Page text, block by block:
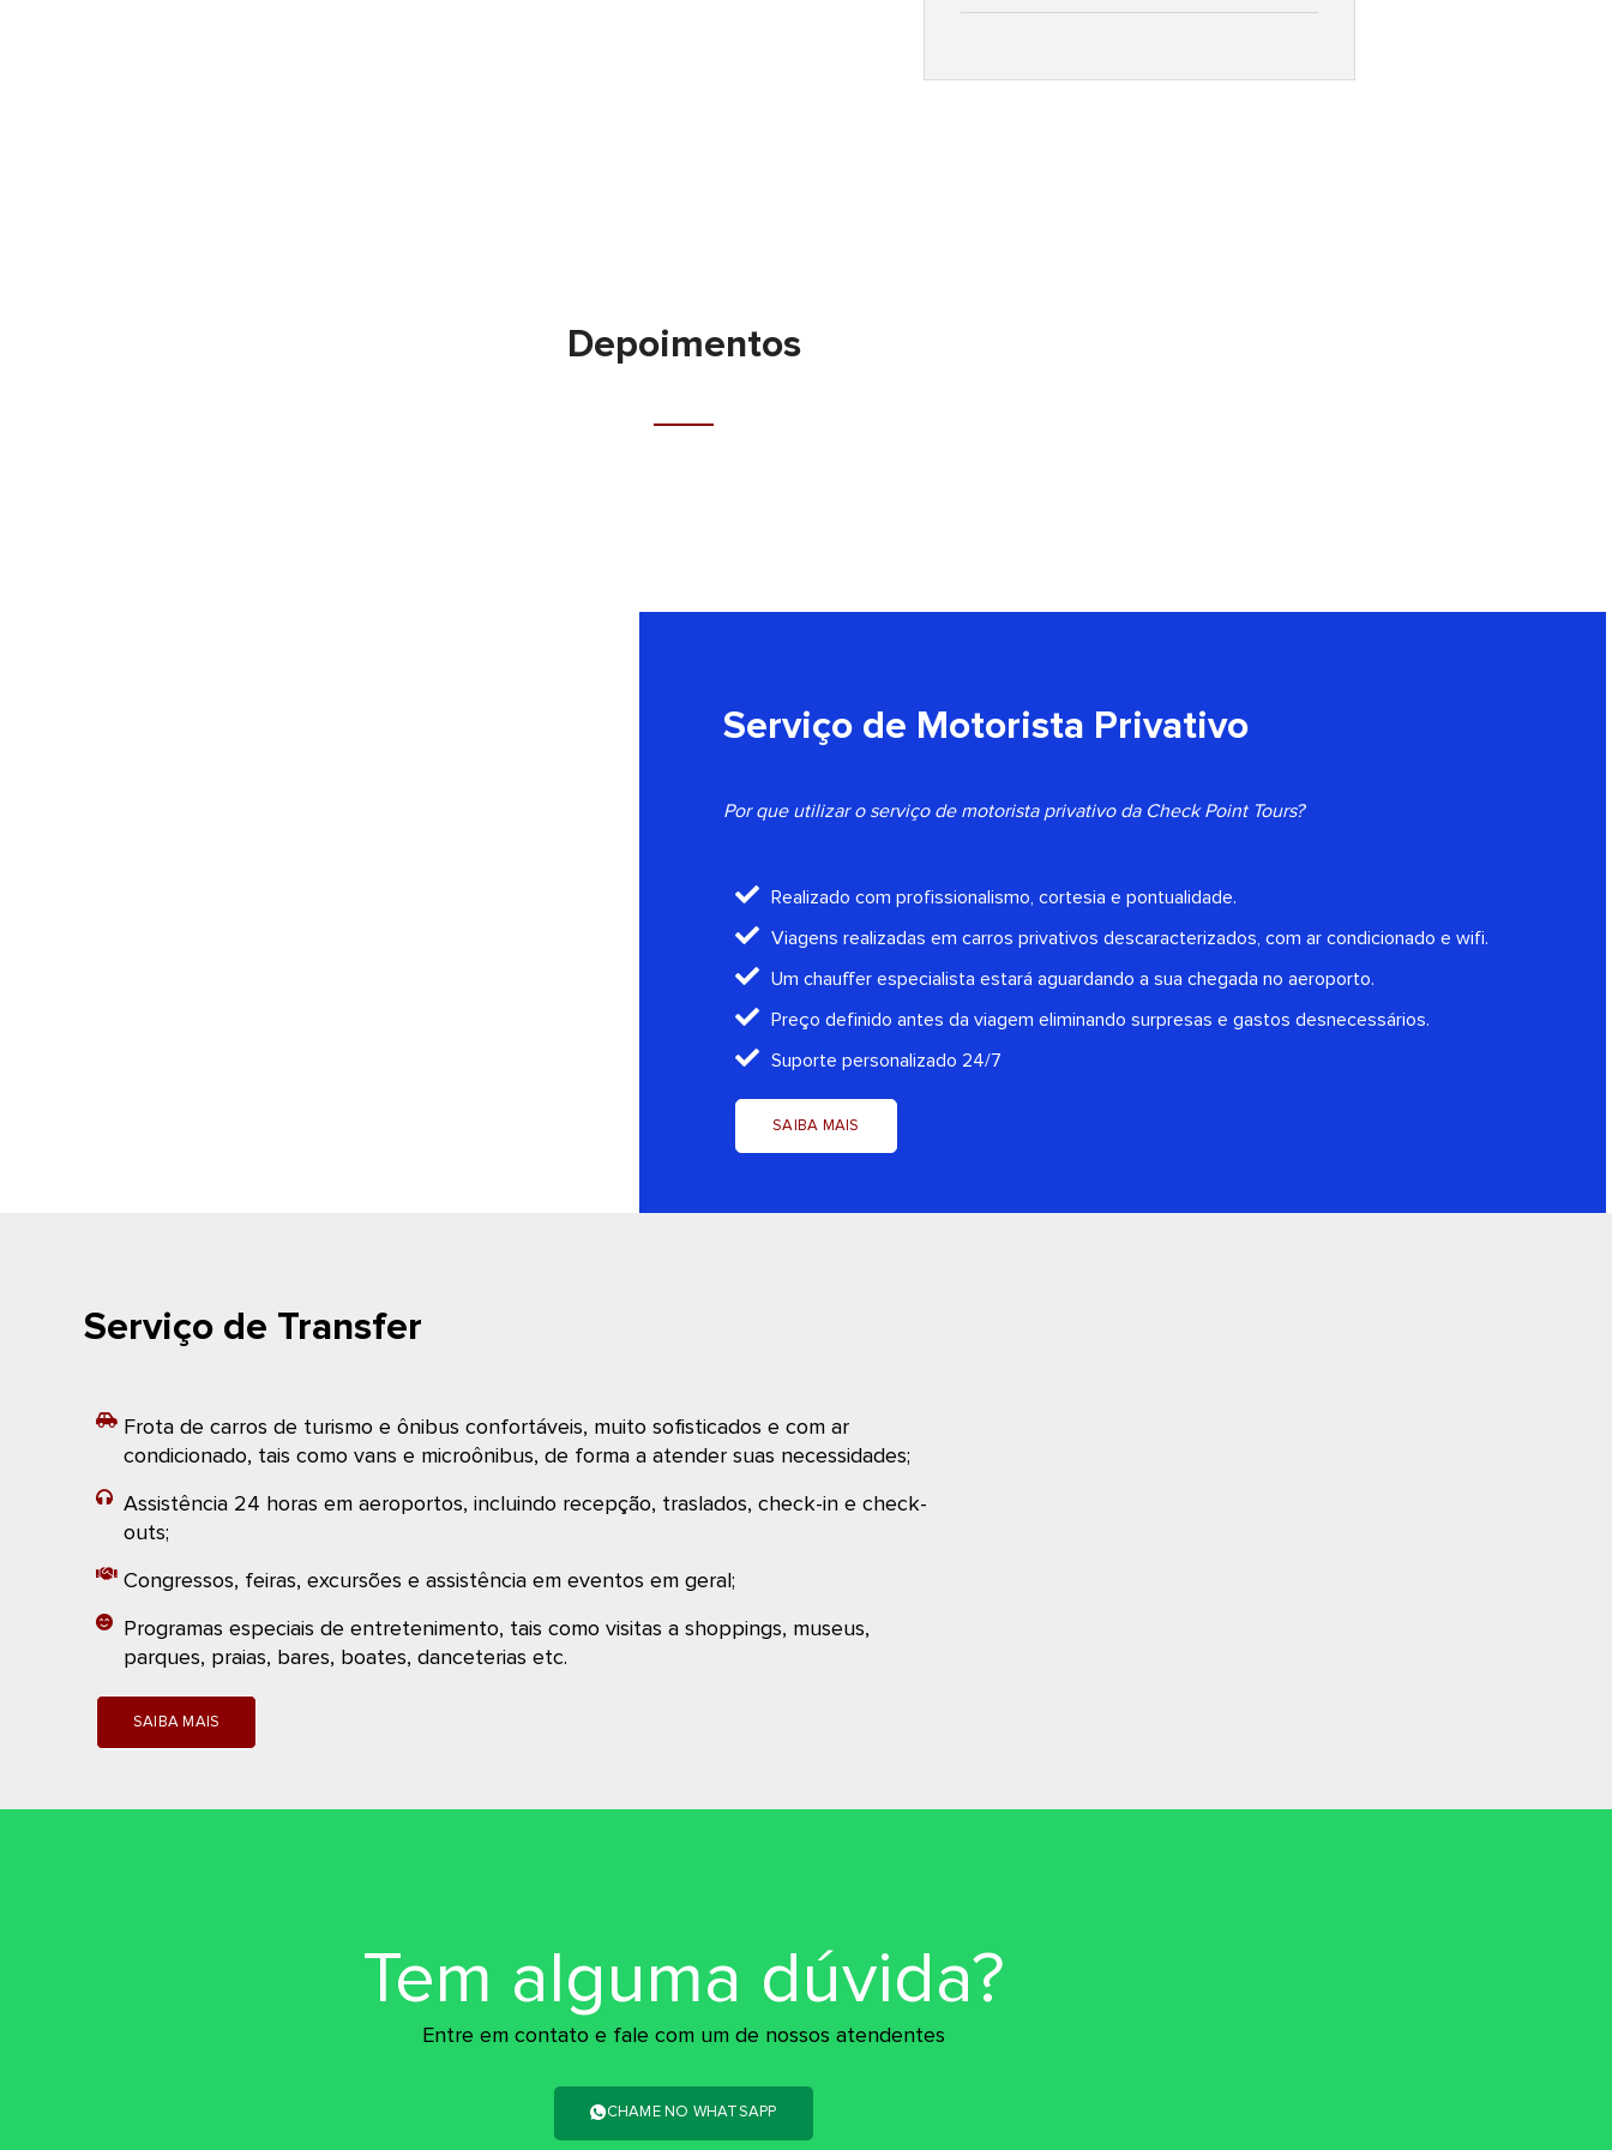
Depoimentos
Serviço de Motorista Privativo
Por que utilizar o serviço de motorista privativo da Check Point Tours?
Realizado com profissionalismo, cortesia e pontualidade.
Viagens realizadas em carros privativos descaracterizados, com ar condicionado e wifi.
Um chauffer especialista estará aguardando a sua chegada no aeroporto.
Preço definido antes da viagem eliminando surpresas e gastos desnecessários.
Suporte personalizado 24/7
SAIBA MAIS
Serviço de Transfer
Frota de carros de turismo e ônibus confortáveis, muito sofisticados e com ar
condicionado, tais como vans e microônibus, de forma a atender suas necessidades;
Assistência 24 horas em aeroportos, incluindo recepção, traslados, check-in e check-
outs;
Congressos, feiras, excursões e assistência em eventos em geral;
Programas especiais de entretenimento, tais como visitas a shoppings, museus,
parques, praias, bares, boates, danceterias etc.
SAIBA MAIS
Tem alguma dúvida?
Entre em contato e fale com um de nossos atendentes
CHAME NO WHATSAPP